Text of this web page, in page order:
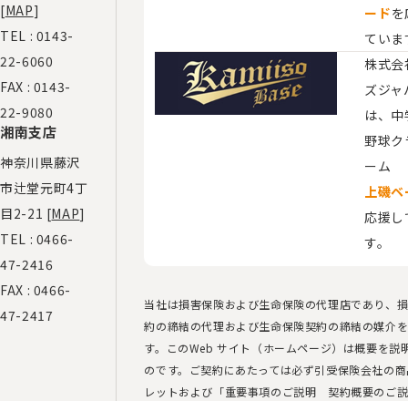
[MAP]
TEL : 0143-
22-6060
FAX : 0143-
22-9080
湘南支店
神奈川県藤沢
市辻堂元町4丁
目2-21 [MAP]
TEL : 0466-
47-2416
FAX : 0466-
47-2417
ード
ていま
株式
ズジ
は、​
野球
ーム
上磯ベ
応援
す。
当社は損害保険および生命保険の代理店であり、
約の締結の代理および生命保険契約の締結の媒介
す。このWeb サイト（ホームページ）は概要を説
のです。ご契約にあたっては必ず引受保険会社の
レットおよび「重要事項のご説明 契約概要のご